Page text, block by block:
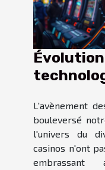
casinos
L'avènement
bouleversé
l'univers du
casinos n'ont
embrassant